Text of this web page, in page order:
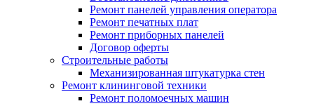
Ремонт панелей управления оператора
Ремонт печатных плат
Ремонт приборных панелей
Договор оферты
Строительные работы
Механизированная штукатурка стен
Ремонт клининговой техники
Ремонт поломоечных машин